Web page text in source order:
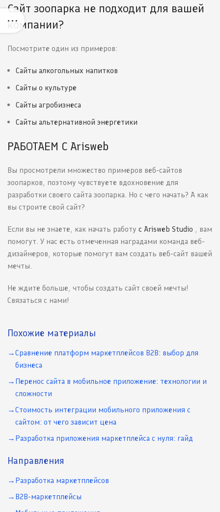
Сайт зоопарка не подходит для вашей
компании?
Посмотрите один из примеров:
Сайты алкогольных напитков
Сайты о культуре
Сайты агробизнеса
Сайты альтернативной энергетики
РАБОТАЕМ С Arisweb
Вы просмотрели множество примеров веб-сайтов
зоопарков, поэтому чувствуете вдохновение для
разработки своего сайта зоопарка. Но с чего начать? А как
вы строите свой сайт?
Если вы не знаете, как начать работу с Arisweb Studio , вам
помогут. У нас есть отмеченная наградами команда веб-
дизайнеров, которые помогут вам создать веб-сайт вашей
мечты.
Не ждите больше, чтобы создать сайт своей мечты!
Связаться с нами!
Похожие материалы
Сравнение платформ маркетплейсов B2B: выбор для
бизнеса
Перенос сайта в мобильное приложение: технологии и
сложности
Стоимость интеграции мобильного приложения с
сайтом: от чего зависит цена
Разработка приложения маркетплейса с нуля: гайд
Направления
Разработка маркетплейсов
B2B-маркетплейсы